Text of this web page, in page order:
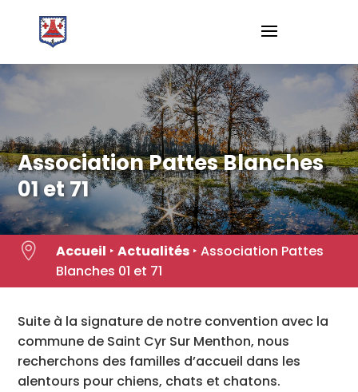
content
Association Pattes Blanches
01 et 71
 Accueil ‣ Actualités‣ Association Pattes
Blanches 01 et 71
Suite à la signature de notre convention avec la
commune de Saint Cyr Sur Menthon, nous
recherchons des familles d’accueil dans les
alentours pour chiens, chats et chatons.